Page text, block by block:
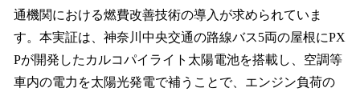
通機関における燃費改善技術の導入が求められていま
す。本実証は、神奈川中央交通の路線バス5両の屋根にPX
Pが開発したカルコパイライト太陽電池を搭載し、空調等
車内の電力を太陽光発電で補うことで、エンジン負荷の